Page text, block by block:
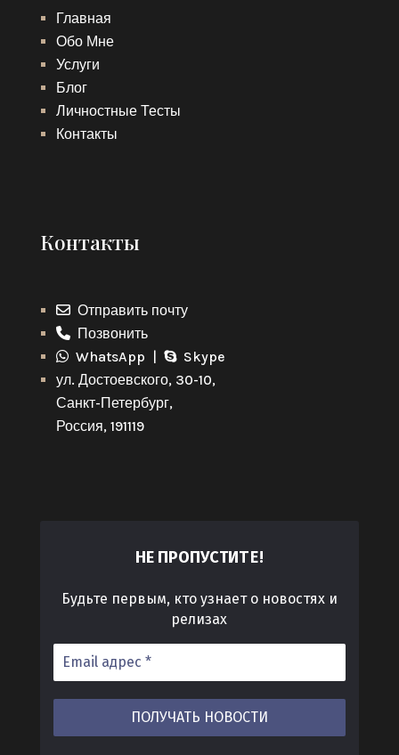
Главная
Обо Мне
Услуги
Блог
Личностные Тесты
Контакты
Контакты
Отправить почту
Позвонить
WhatsApp |
Skype
ул. Достоевского, 30-10,
Санкт-Петербург,
Россия, 191119
НЕ ПРОПУСТИТЕ!
Будьте первым, кто узнает о новостях и
релизах